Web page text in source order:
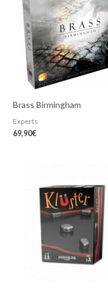
Brass Birmingham
Experts
69,90€